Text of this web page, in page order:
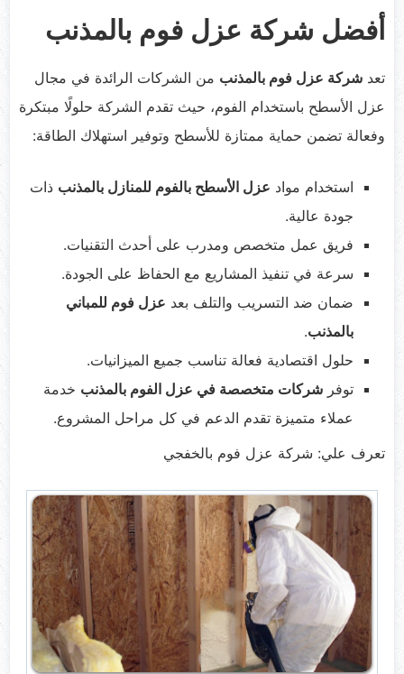
أفضل شركة عزل فوم بالمذنب
تعد شركة عزل فوم بالمذنب من الشركات الرائدة في مجال
عزل الأسطح باستخدام الفوم، حيث تقدم الشركة حلولًا مبتكرة
وفعالة تضمن حماية ممتازة للأسطح وتوفير استهلاك الطاقة:
استخدام مواد عزل الأسطح بالفوم للمنازل بالمذنب ذات
جودة عالية.
فريق عمل متخصص ومدرب على أحدث التقنيات.
سرعة في تنفيذ المشاريع مع الحفاظ على الجودة.
ضمان ضد التسريب والتلف بعد عزل فوم للمباني
بالمذنب.
حلول اقتصادية فعالة تناسب جميع الميزانيات.
توفر شركات متخصصة في عزل الفوم بالمذنب خدمة
عملاء متميزة تقدم الدعم في كل مراحل المشروع.
تعرف علي: شركة عزل فوم بالخفجي